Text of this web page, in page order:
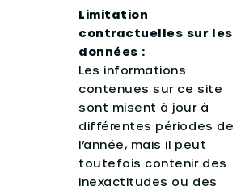
Limitation
contractuelles sur les
données :
Les informations
contenues sur ce site
sont misent à jour à
différentes périodes de
l’année, mais il peut
toutefois contenir des
inexactitudes ou des